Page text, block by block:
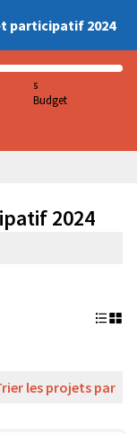
participatif 2024
5
Budget
2024
les projets par